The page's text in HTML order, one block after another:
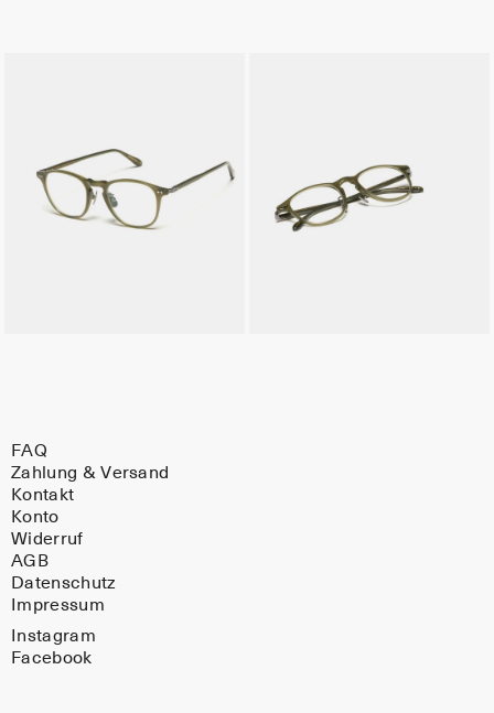
FAQ
Zahlung & Versand
Kontakt
Konto
Widerruf
AGB
Datenschutz
Impressum
Instagram
Facebook